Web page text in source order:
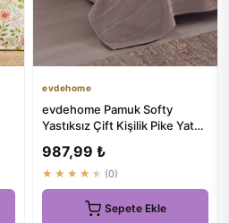
evdehome
evdehome Pamuk Softy
Yastıksız Çift Kişilik Pike Yatak
987,99 ₺
★★★★★ (0)
Sepete Ekle